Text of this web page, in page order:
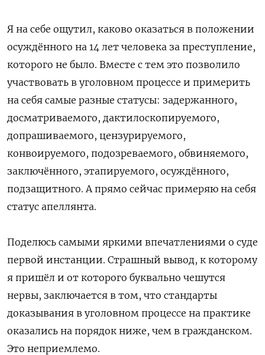
Я на себе ощутил, каково оказаться в положении
осуждённого на 14 лет человека за преступление,
которого не было. Вместе с тем это позволило
участвовать в уголовном процессе и примерить
на себя самые разные статусы: задержанного,
досматриваемого, дактилоскопируемого,
допрашиваемого, цензурируемого,
конвоируемого, подозреваемого, обвиняемого,
заключённого, этапируемого, осуждённого,
подзащитного. А прямо сейчас примеряю на себя
статус апеллянта.
Поделюсь самыми яркими впечатлениями о суде
первой инстанции. Страшный вывод, к которому
я пришёл и от которого буквально чешутся
нервы, заключается в том, что стандарты
доказывания в уголовном процессе на практике
оказались на порядок ниже, чем в гражданском.
Это неприемлемо.